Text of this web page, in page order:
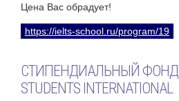
Цена Вас обрадует!
https://ielts-school.ru/program/19
СТИПЕНДИАЛЬНЫЙ ФОНД
STUDENTS INTERNATIONAL